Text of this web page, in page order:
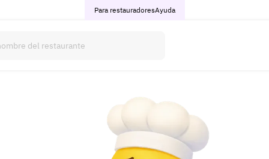
Para restauradoresAyuda